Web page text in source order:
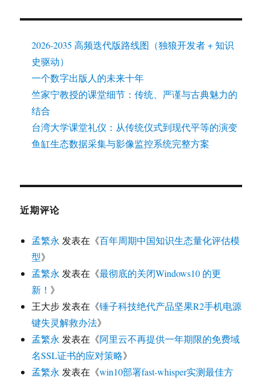
2026-2035 高频迭代版路线图（独狼开发者 + 知识
史驱动）
一个数字出版人的未来十年
竺家宁教授的课堂细节：传统、严谨与古典魅力的
结合
台湾大学课堂礼仪：从传统仪式到现代平等的演变
鱼缸生态数据采集与影像监控系统完整方案
近期评论
孟繁永 发表在《百年周期中国知识生态量化评估模
型》
孟繁永 发表在《最彻底的关闭Windows10 的更
新！ 》
王大步 发表在《锤子科技绝代产品坚果R2手机电源
键失灵解救办法》
孟繁永 发表在《阿里云不再提供一年期限的免费域
名SSL证书的应对策略》
孟繁永 发表在《win10部署fast-whisper实测最佳方